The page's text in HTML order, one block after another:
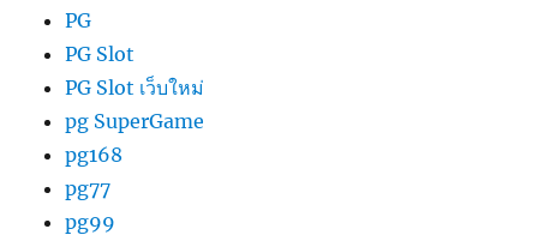
PG
PG Slot
PG Slot เว็บใหม่
pg SuperGame
pg168
pg77
pg99